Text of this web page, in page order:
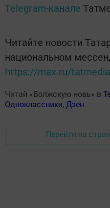
Telegram-канале
Читайте новости
национальном
https://max.ru/tatmedia
Читай «Волжскую новь» в
Одноклассники, Дзен
Перейти на